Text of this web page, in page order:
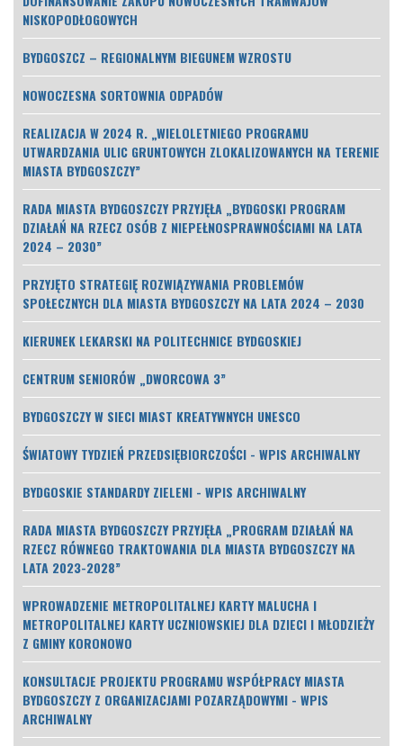
NISKOPODŁOGOWYCH
BYDGOSZCZ – REGIONALNYM BIEGUNEM WZROSTU
NOWOCZESNA SORTOWNIA ODPADÓW
REALIZACJA W 2024 R. „WIELOLETNIEGO PROGRAMU
UTWARDZANIA ULIC GRUNTOWYCH ZLOKALIZOWANYCH NA TERENIE
MIASTA BYDGOSZCZY”
RADA MIASTA BYDGOSZCZY PRZYJĘŁA „BYDGOSKI PROGRAM
DZIAŁAŃ NA RZECZ OSÓB Z NIEPEŁNOSPRAWNOŚCIAMI NA LATA
2024 – 2030”
PRZYJĘTO STRATEGIĘ ROZWIĄZYWANIA PROBLEMÓW
SPOŁECZNYCH DLA MIASTA BYDGOSZCZY NA LATA 2024 – 2030
KIERUNEK LEKARSKI NA POLITECHNICE BYDGOSKIEJ
CENTRUM SENIORÓW „DWORCOWA 3”
BYDGOSZCZY W SIECI MIAST KREATYWNYCH UNESCO
ŚWIATOWY TYDZIEŃ PRZEDSIĘBIORCZOŚCI - WPIS ARCHIWALNY
BYDGOSKIE STANDARDY ZIELENI - WPIS ARCHIWALNY
RADA MIASTA BYDGOSZCZY PRZYJĘŁA „PROGRAM DZIAŁAŃ NA
RZECZ RÓWNEGO TRAKTOWANIA DLA MIASTA BYDGOSZCZY NA
LATA 2023-2028”
WPROWADZENIE METROPOLITALNEJ KARTY MALUCHA I
METROPOLITALNEJ KARTY UCZNIOWSKIEJ DLA DZIECI I MŁODZIEŻY
Z GMINY KORONOWO
KONSULTACJE PROJEKTU PROGRAMU WSPÓŁPRACY MIASTA
BYDGOSZCZY Z ORGANIZACJAMI POZARZĄDOWYMI - WPIS
ARCHIWALNY